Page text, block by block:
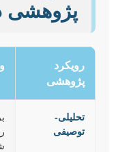
پژوهشی
رویکرد
پژوهشی
تحلیلی-
توصیفی